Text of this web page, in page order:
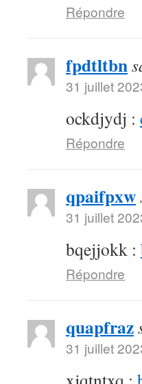
Répondre
fpdtltbn
31 juillet
ockdjydj :
Répondre
qpaifpxw
31 juillet
bqejjokk :
Répondre
quapfraz
31 juillet